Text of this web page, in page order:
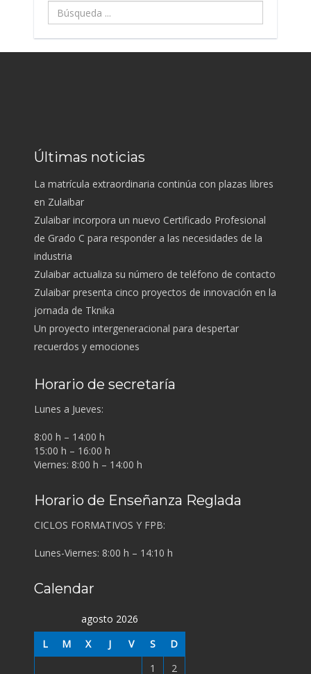
Búsqueda
...
Últimas noticias
La matrícula extraordinaria continúa con plazas libres
en Zulaibar
Zulaibar incorpora un nuevo Certificado Profesional
de Grado C para responder a las necesidades de la
industria
Zulaibar actualiza su número de teléfono de contacto
Zulaibar presenta cinco proyectos de innovación en la
jornada de Tknika
Un proyecto intergeneracional para despertar
recuerdos y emociones
Horario de secretaría
Lunes a Jueves:
8:00 h – 14:00 h
15:00 h – 16:00 h
Viernes: 8:00 h – 14:00 h
Horario de Enseñanza Reglada
CICLOS FORMATIVOS Y FPB:
Lunes-Viernes: 8:00 h – 14:10 h
Calendar
agosto 2026
L
M X J V S
D
1
2